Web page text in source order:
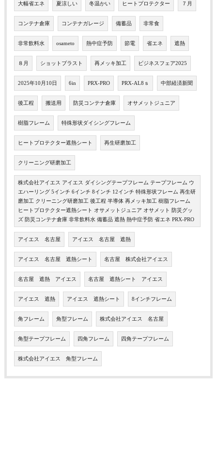
大幅省エネ 夏涼しい 冬温かい ヒートプロテクター ７月
コンテナ倉庫 コンテナガレージ 備蓄品 非常食
非常飲料水 osameto 熱中症予防 節電 省エネ 遮熱
８月 ショットブラスト 再メッキ加工 ビジネスフェア2025
2025年10月10日 6in PRX-PRO PRX-AL8ｓ 中部経済新聞
後工程 搬送用 防災コンテナ倉庫 オサメットジュニア
樹脂フレーム 特殊形状ダイシングフレーム
ヒートプロテクター遮熱シート 再生研磨加工
クリーニング研磨加工
株式会社アイエス アイエス ダイシングテープフレーム テープフレーム ウ
エハーリング 5インチ 6インチ 8インチ 12インチ 特殊形状フレーム 再生研
磨加工 クリーニング研磨加工 後工程 半導体 再メッキ加工 樹脂フレーム
ヒートプロテクター遮熱シート オサメットジュニア オサメット 防災グッ
ズ 防災コンテナ倉庫 非常飲料水 備蓄品 遮熱 熱中症予防 省エネ PRX-PRO
アイエス 名古屋 アイエス 名古屋 遮熱
アイエス 名古屋 遮熱シート 名古屋 株式会社アイエス
名古屋 遮熱 アイエス 名古屋 遮熱シート アイエス
アイエス 遮熱 アイエス 遮熱シート 8インチフレーム
角フレーム 角型フレーム 株式会社アイエス 名古屋
角型テープフレーム 四角フレーム 四角テープフレーム
株式会社アイエス 角型フレーム